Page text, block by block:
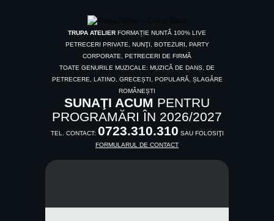
TRUPA ATELIER FORMAȚIE NUNTĂ 100% LIVE
PETRECERI PRIVATE, NUNŢI, BOTEZURI, PARTY
CORPORATE, PETRECERI DE FIRMĂ
TOATE GENURILE MUZICALE: MUZICĂ DE DANS, DE
PETRECERE, LATINO, GRECEȘTI, POPULARĂ, ȘLAGĂRE
ROMÂNEȘTI
SUNAŢI ACUM PENTRU
PROGRAMĂRI ÎN 2026/2027
TEL. CONTACT: 0723.310.310 SAU FOLOSIŢI
FORMULARUL DE CONTACT